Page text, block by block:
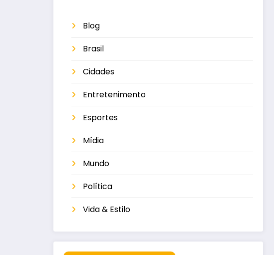
Blog
Brasil
Cidades
Entretenimento
Esportes
Mídia
Mundo
Política
Vida & Estilo